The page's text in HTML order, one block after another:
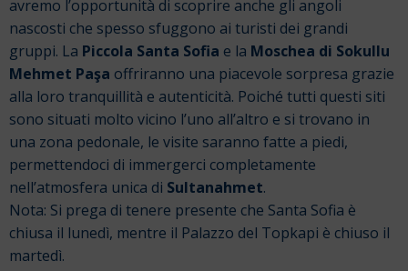
avremo l’opportunità di scoprire anche gli angoli
nascosti che spesso sfuggono ai turisti dei grandi
gruppi. La Piccola Santa Sofia e la Moschea di Sokullu
Mehmet Paşa offriranno una piacevole sorpresa grazie
alla loro tranquillità e autenticità. Poiché tutti questi siti
sono situati molto vicino l’uno all’altro e si trovano in
una zona pedonale, le visite saranno fatte a piedi,
permettendoci di immergerci completamente
nell’atmosfera unica di Sultanahmet.
Nota: Si prega di tenere presente che Santa Sofia è
chiusa il lunedì, mentre il Palazzo del Topkapi è chiuso il
martedì.